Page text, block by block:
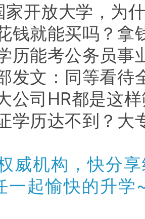
家开放大学，为
钱就能买吗？拿
能考公务员事
发文：同等看待
司HR都是这样
学历达不到？大
威机构，快分
一起愉快的升学